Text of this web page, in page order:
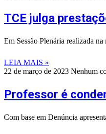
TCE julga
Em Sessão Plenária realizada
LEIA MAIS »
22 de março de 2023 Nenhum
Professor é
Com base em Denúncia